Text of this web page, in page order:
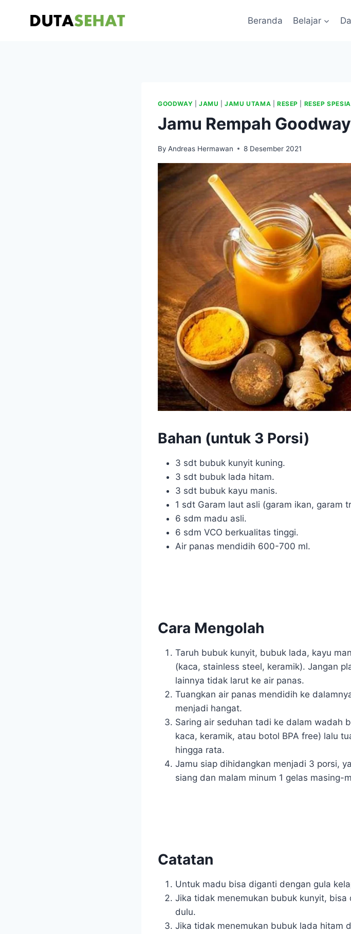
Beranda Belajar
GOODWAY JAMU |JAMU UTAMA RESEP RESEP
Jamu Rempah
By Andreas Hermawan 8 Desember 2021
Bahan (untuk 3 Porsi)
3 sdt bubuk kunyit kuning.
3 sdt bubuk lada hitam.
3 sdt bubuk kayu manis.
1 sdt Garam laut asli (garam ikan, garam
6 sdm madu asli.
6 sdm VCO berkualitas tinggi.
Air panas mendidih 600-700 ml.
Cara Mengolah
Taruh bubuk kunyit, bubuk lada, kayu
(kaca, stainless steel, keramik). Jangan
lainnya tidak larut ke air panas.
Tuangkan air panas mendidih ke
menjadi hangat.
Saring air seduhan tadi ke dalam wadah
kaca, keramik, atau botol BPA free) lalu
hingga rata.
Jamu siap dihidangkan menjadi 3 porsi,
siang dan malam minum 1 gelas masing-
Catatan
Untuk madu bisa diganti dengan gula
Jika tidak menemukan bubuk kunyit,
dulu.
Jika tidak menemukan bubuk lada hitam